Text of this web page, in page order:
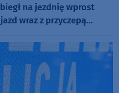
na jezdnię wprost
wraz z przyczepą